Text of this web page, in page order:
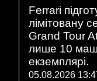
Ferrari
лімітовану
Grand Tour
лише 10
екземплярі.
05.08.2026